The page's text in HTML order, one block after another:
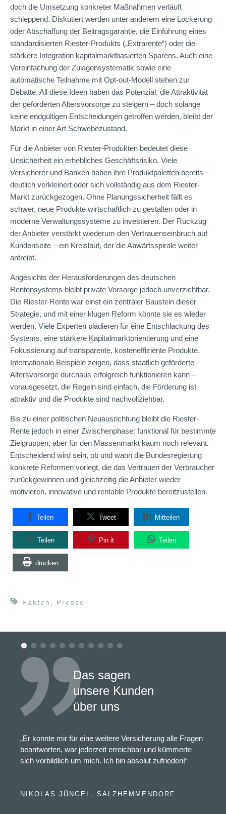
doch die Umsetzung konkreter Maßnahmen verläuft
schleppend. Diskutiert werden unter anderem eine Lockerung
oder Abschaffung der Beitragsgarantie, die Einführung eines
standardisierten Riester-Produkts („Extrarente“) oder die
stärkere Integration kapitalmarktbasierten Sparens. Auch eine
Vereinfachung der Zulagensystematik sowie eine
automatische Teilnahme mit Opt-out-Modell stehen zur
Debatte. All diese Ideen haben das Potenzial, die Attraktivität
der geförderten Altersvorsorge zu steigern – doch solange
keine endgültigen Entscheidungen getroffen werden, bleibt der
Markt in einer Art Schwebezustand.
Für die Anbieter von Riester-Produkten bedeutet diese
Unsicherheit ein erhebliches Geschäftsrisiko. Viele
Versicherer und Banken haben ihre Produktpaletten bereits
deutlich verkleinert oder sich vollständig aus dem Riester-
Markt zurückgezogen. Ohne Planungssicherheit fällt es
schwer, neue Produkte wirtschaftlich zu gestalten oder in
moderne Verwaltungssysteme zu investieren. Der Rückzug
der Anbieter verstärkt wiederum den Vertrauenseinbruch auf
Kundenseite – ein Kreislauf, der die Abwärtsspirale weiter
antreibt.
Angesichts der Herausforderungen des deutschen
Rentensystems bleibt private Vorsorge jedoch unverzichtbar.
Die Riester-Rente war einst ein zentraler Baustein dieser
Strategie, und mit einer klugen Reform könnte sie es wieder
werden. Viele Experten plädieren für eine Entschlackung des
Systems, eine stärkere Kapitalmarktorientierung und eine
Fokussierung auf transparente, kosteneffiziente Produkte.
Internationale Beispiele zeigen, dass staatlich geförderte
Altersvorsorge durchaus erfolgreich funktionieren kann –
vorausgesetzt, die Regeln sind einfach, die Förderung ist
attraktiv und die Produkte sind nachvollziehbar.
Bis zu einer politischen Neuausrichtung bleibt die Riester-
Rente jedoch in einer Zwischenphase: funktional für bestimmte
Zielgruppen, aber für den Massenmarkt kaum noch relevant.
Entscheidend wird sein, ob und wann die Bundesregierung
konkrete Reformen vorlegt, die das Vertrauen der Verbraucher
zurückgewinnen und gleichzeitig die Anbieter wieder
motivieren, innovative und rentable Produkte bereitzustellen.
Teilen Tweet Mitteilen
Teilen Pin it Teilen
drucken
Fakten Presse
Das sagen
unsere Kunden
über uns
„Er konnte mir für eine weitere Versicherung alle Fragen
beantworten, war jederzeit erreichbar und kümmerte
sich vorbildlich um mich. Ich bin absolut zufrieden!“
NIKOLAS JÜNGEL, SALZHEMMENDORF